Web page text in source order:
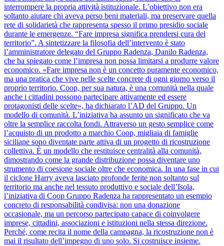
interrompere la propria attività istituzionale. L’obiettivo non era
soltanto aiutare chi aveva perso beni materiali, ma preservare quella
rete di solidarietà che rappresenta spesso il primo presidio sociale
durante le emergenze. “Fare impresa significa prendersi cura del
territorio”. A sintetizzare la filosofia dell’intervento è stato
l’amministratore delegato del Gruppo Radenza, Danilo Radenza,
che ha spiegato come l’impresa non possa limitarsi a produrre valore
economico. «Fare impresa non è un concetto puramente economico,
ma una pratica che vive nelle scelte concrete di ogni giorno verso il
proprio territorio. Coop, per sua natura, è una comunità nella quale
anche i cittadini possono partecipare attivamente ed essere
protagonisti delle scelte», ha dichiarato l’AD del Gruppo. Un
modello di comunità. L’iniziativa ha assunto un significato che va
oltre la semplice raccolta fondi. Attraverso un gesto semplice come
l’acquisto di un prodotto a marchio Coop, migliaia di famiglie
siciliane sono diventate parte attiva di un progetto di ricostruzione
collettiva. È un modello che restituisce centralità alla comunità,
dimostrando come la grande distribuzione possa diventare uno
strumento di coesione sociale oltre che economica. In una fase in cui
il ciclone Harry aveva lasciato profonde ferite non soltanto sul
territorio ma anche nel tessuto produttivo e sociale dell’Isola,
l’iniziativa di Coop Gruppo Radenza ha rappresentato un esempio
concreto di responsabilità condivisa: non una donazione
occasionale, ma un percorso partecipato capace di coinvolgere
imprese, cittadini, associazioni e istituzioni nella stessa direzione.
Perché, come recita il nome della campagna, la ricostruzione non è
mai il risultato dell’impegno di uno solo. Si costruisce insieme.